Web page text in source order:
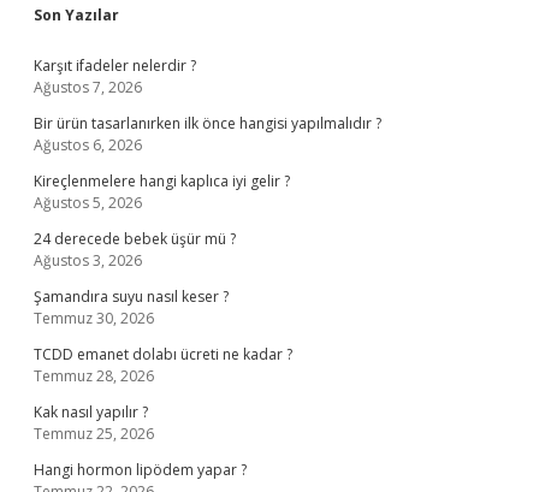
Sidebar
Son Yazılar
Karşıt ifadeler nelerdir ?
Ağustos 7, 2026
Bir ürün tasarlanırken ilk önce hangisi yapılmalıdır ?
Ağustos 6, 2026
Kireçlenmelere hangi kaplıca iyi gelir ?
Ağustos 5, 2026
24 derecede bebek üşür mü ?
Ağustos 3, 2026
Şamandıra suyu nasıl keser ?
Temmuz 30, 2026
TCDD emanet dolabı ücreti ne kadar ?
Temmuz 28, 2026
Kak nasıl yapılır ?
Temmuz 25, 2026
Hangi hormon lipödem yapar ?